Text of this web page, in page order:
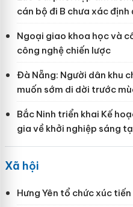
cán bộ đi B chưa xác
Ngoại giao khoa học và
công nghệ chiến lược
Đà Nẵng: Người dân khu
muốn sớm di dời trước
Bắc Ninh triển khai Kế
gia về khởi nghiệp sáng
Xã hội
Hưng Yên tổ chức xúc